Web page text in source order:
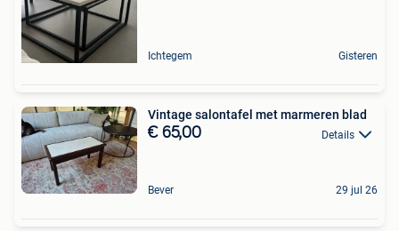
Ichtegem Gisteren
Vintage salontafel met marmeren blad
€ 65,00 Details
Bever 29 jul 26